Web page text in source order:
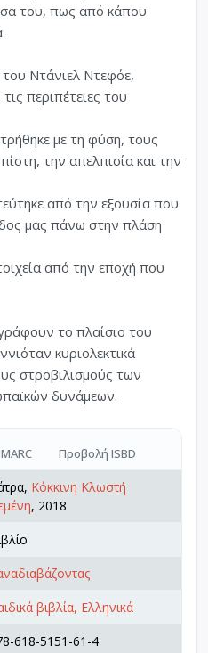
του, πως από κάπου
Ντάνιελ Ντεφόε,
περιπέτειες του
με τη φύση, τους
την απελπισία και την
από την εξουσία που
μας πάνω στην πλάση
από την εποχή που
το πλαίσιο του
κυριολεκτικά
στροβιλισμούς των
δυνάμεων.
Προβολή ISBD
Κόκκινη Κλωστή
, 2018
βιβλία, Ελληνικά
618-5151-61-4